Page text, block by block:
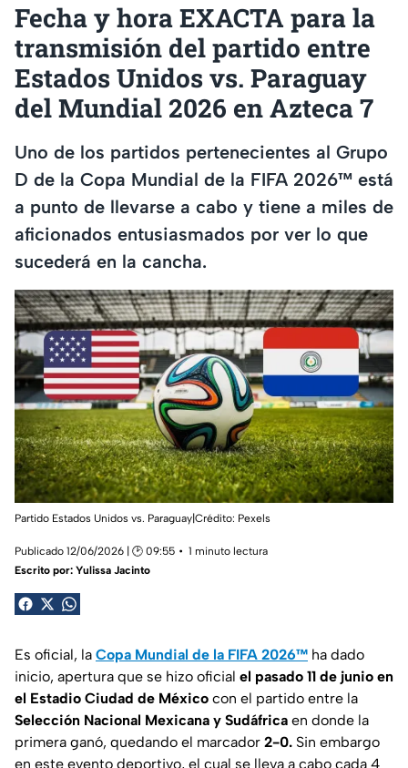
Fecha y hora EXACTA para la
transmisión del partido entre
Estados Unidos vs. Paraguay
del Mundial 2026 en Azteca 7
Uno de los partidos pertenecientes al Grupo
D de la Copa Mundial de la FIFA 2026™ está
a punto de llevarse a cabo y tiene a miles de
aficionados entusiasmados por ver lo que
sucederá en la cancha.
Partido Estados Unidos vs. Paraguay|Crédito: Pexels
Publicado 12/06/2026 | 🕑 09:55
1 minuto lectura
Escrito por: Yulissa Jacinto
Es oficial, la Copa Mundial de la FIFA 2026™ ha dado
inicio, apertura que se hizo oficial el pasado 11 de junio en
el Estadio Ciudad de México con el partido entre la
Selección Nacional Mexicana y Sudáfrica en donde la
primera ganó, quedando el marcador 2-0. Sin embargo
en este evento deportivo, el cual se lleva a cabo cada 4